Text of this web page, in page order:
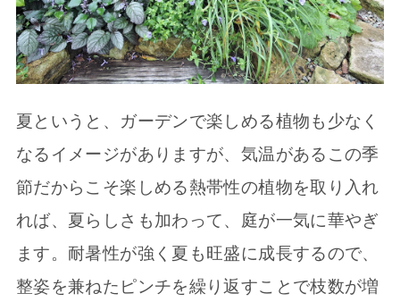
夏というと、ガーデンで楽しめる植物も少なく
なるイメージがありますが、気温があるこの季
節だからこそ楽しめる熱帯性の植物を取り入れ
れば、夏らしさも加わって、庭が一気に華やぎ
ます。耐暑性が強く夏も旺盛に成長するので、
整姿を兼ねたピンチを繰り返すことで枝数が増